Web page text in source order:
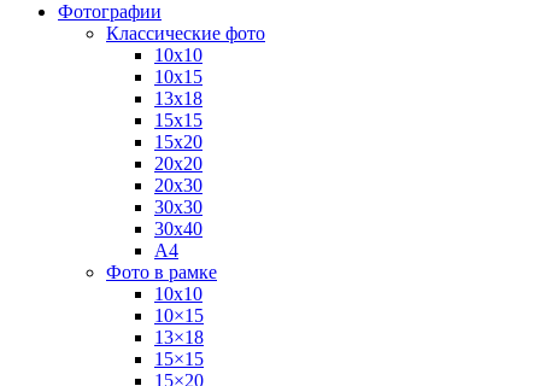
Фотографии
Классические фото
10х10
10х15
13х18
15х15
15х20
20х20
20х30
30х30
30х40
А4
Фото в рамке
10х10
10×15
13×18
15×15
15×20